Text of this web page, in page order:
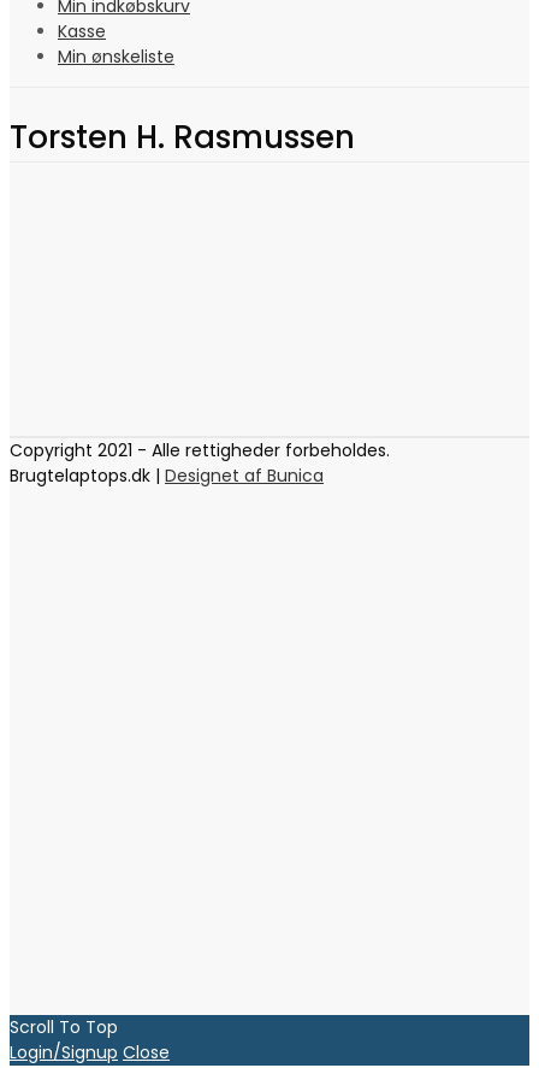
Min indkøbskurv
Kasse
Min ønskeliste
Torsten H. Rasmussen
Copyright 2021 - Alle rettigheder forbeholdes.
Brugtelaptops.dk | Designet af Bunica
Scroll To Top
Login/Signup Close